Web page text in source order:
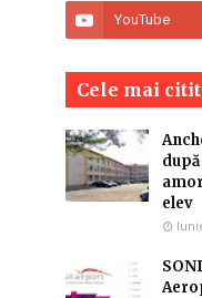
Cele mai
elev